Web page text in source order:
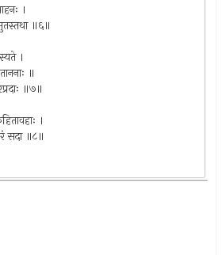
।
॥६॥
।
॥
॥७॥
।
सदा ॥८॥